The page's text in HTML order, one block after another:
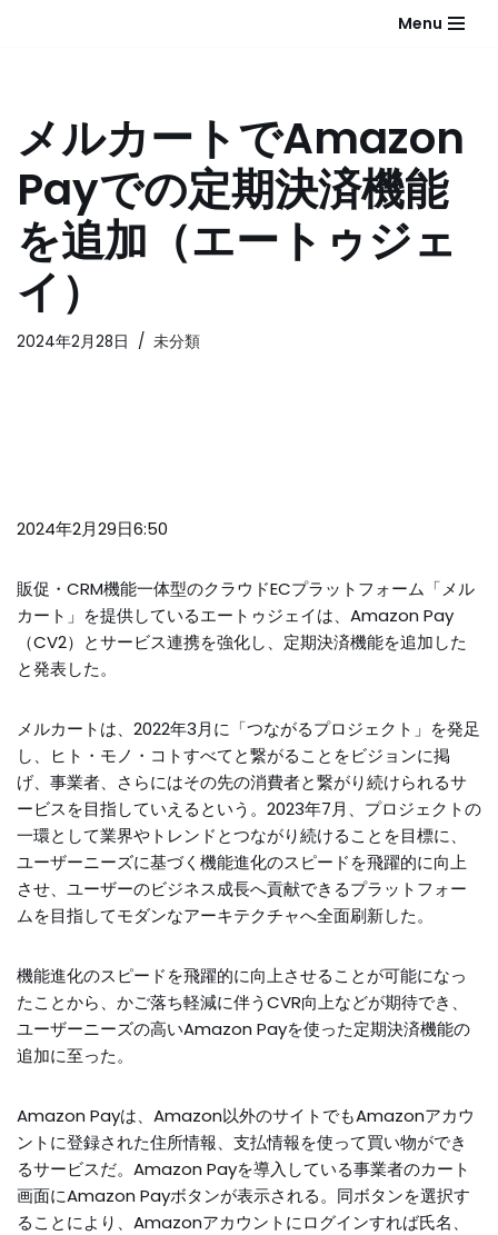
ン
へ
ス
キ
プ
Menu
メルカートでAmazon
Payでの定期決済機能
を追加（エートゥジェ
イ）
2024年2月28日 未分類
2024年2月29日6:50
販促・CRM機能一体型のクラウドECプラットフォーム「メル
カート」を提供しているエートゥジェイは、Amazon Pay
（CV2）とサービス連携を強化し、定期決済機能を追加した
と発表した。
メルカートは、2022年3月に「つながるプロジェクト」を発足
し、ヒト・モノ・コトすべてと繋がることをビジョンに掲
げ、事業者、さらにはその先の消費者と繋がり続けられるサ
ービスを目指していえるという。2023年7月、プロジェクトの
一環として業界やトレンドとつながり続けることを目標に、
ユーザーニーズに基づく機能進化のスピードを飛躍的に向上
させ、ユーザーのビジネス成長へ貢献できるプラットフォー
ムを目指してモダンなアーキテクチャへ全面刷新した。
機能進化のスピードを飛躍的に向上させることが可能になっ
たことから、かご落ち軽減に伴うCVR向上などが期待でき、
ユーザーニーズの高いAmazon Payを使った定期決済機能の
追加に至った。
Amazon Payは、Amazon以外のサイトでもAmazonアカウ
ントに登録された住所情報、支払情報を使って買い物ができ
るサービスだ。Amazon Payを導入している事業者のカート
画面にAmazon Payボタンが表示される。同ボタンを選択す
ることにより、Amazonアカウントにログインすれば氏名、